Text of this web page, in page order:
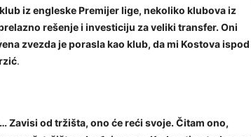
iz engleske Premijer lige, nekoliko klubova iz
rešenje i investiciju za veliki transfer. Oni
zvezda je porasla kao klub, da mi Kostova
.
Zavisi od tržišta, ono će reći svoje. Čitam ono,